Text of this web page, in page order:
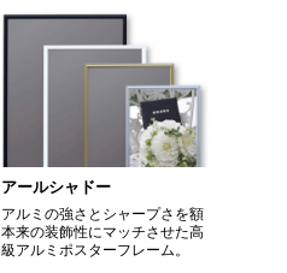
アールシャドー
アルミの強さとシャープさを額
本来の装飾性にマッチさせた高
級アルミポスターフレーム。